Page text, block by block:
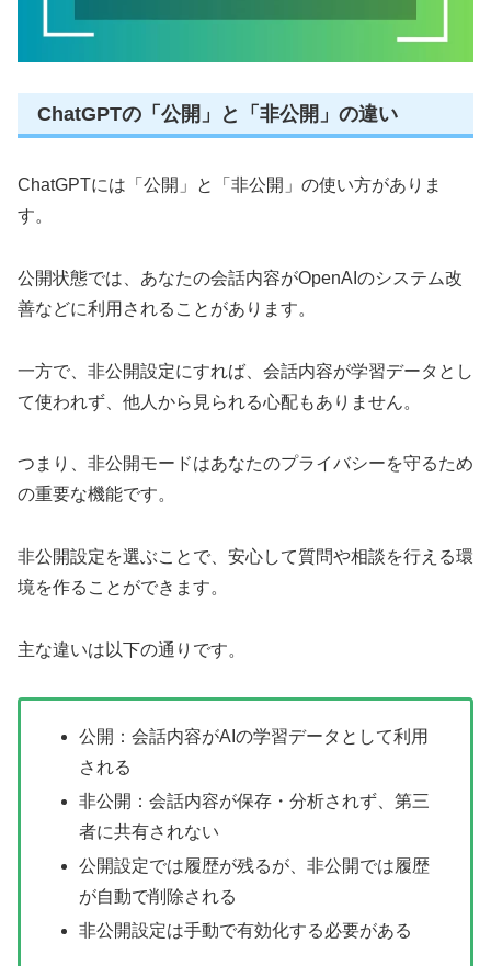
ChatGPTの「公開」と「非公開」の違い
ChatGPTには「公開」と「非公開」の使い方がありま
す。
公開状態では、あなたの会話内容がOpenAIのシステム改
善などに利用されることがあります。
一方で、非公開設定にすれば、会話内容が学習データとし
て使われず、他人から見られる心配もありません。
つまり、非公開モードはあなたのプライバシーを守るため
の重要な機能です。
非公開設定を選ぶことで、安心して質問や相談を行える環
境を作ることができます。
主な違いは以下の通りです。
公開：会話内容がAIの学習データとして利用
される
非公開：会話内容が保存・分析されず、第三
者に共有されない
公開設定では履歴が残るが、非公開では履歴
が自動で削除される
非公開設定は手動で有効化する必要がある